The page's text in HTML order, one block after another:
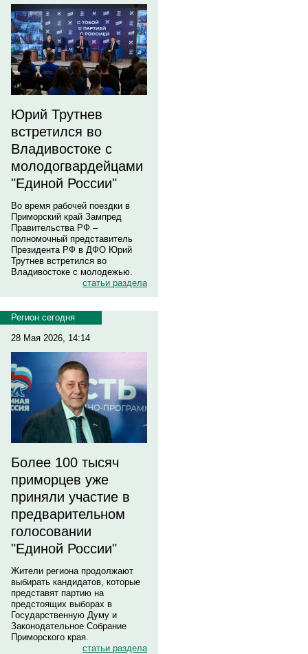
Юрий Трутнев
встретился во
Владивостоке с
молодогвардейцами
"Единой России"
Во время рабочей поездки в
Приморский край Зампред
Правительства РФ –
полномочный представитель
Президента РФ в ДФО Юрий
Трутнев встретился во
Владивостоке с молодежью.
статьи раздела
Регион сегодня
28 Мая 2026, 14:14
Более 100 тысяч
приморцев уже
приняли участие в
предварительном
голосовании
"Единой России"
Жители региона продолжают
выбирать кандидатов, которые
представят партию на
предстоящих выборах в
Государственную Думу и
Законодательное Собрание
Приморского края.
статьи раздела